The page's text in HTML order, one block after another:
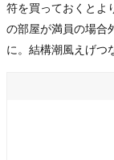
符を買っておくとよ
の部屋が満員の場合
に。結構潮風えげつ